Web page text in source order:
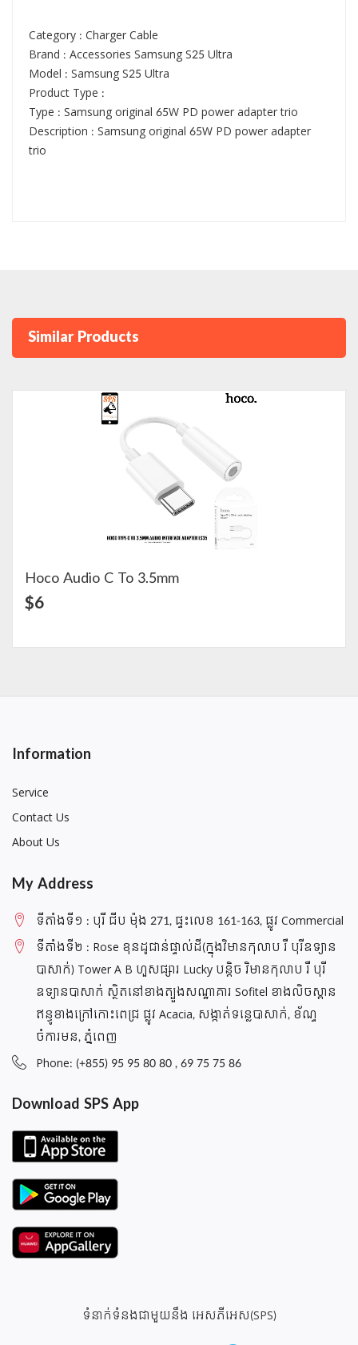
Category : Charger Cable
Brand : Accessories Samsung S25 Ultra
Model : Samsung S25 Ultra
Product Type :
Type : Samsung original 65W PD power adapter trio
Description : Samsung original 65W PD power adapter
trio
Similar Products
Hoco Audio C To 3.5mm
$6
View Detail
Information
Service
Contact Us
About Us
My Address
ទីតាំងទី១ : បុរី ជីប ម៉ុង 271, ផ្ទះលេខ 161-163, ផ្លូវ Commercial
ទីតាំងទី២ : Rose ខុនដូជាន់ផ្ទាល់ដី(ក្នុងវិមានកុលាប រឺ បុរីឧទ្យាន
បាសាក់) Tower A B ហួសផ្សារ Lucky បន្តិច វិមានកុលាប រឺ បុរី
ឧទ្យានបាសាក់ ស្ថិតនៅខាងត្បួងសណ្ឋាគារ Sofitel ខាងលិចស្ពាន
ឥន្ធូខាងក្រៅកោះពេជ្រ ផ្លូវ Acacia, សង្កាត់ទន្លេបាសាក់, ខ័ណ្ទ
ចំការមន, ភ្នំពេញ
Phone: (+855) 95 95 80 80 , 69 75 75 86
Download SPS App
ទំនាក់ទំនងជាមួយនឹង អេសភីអេស(SPS)